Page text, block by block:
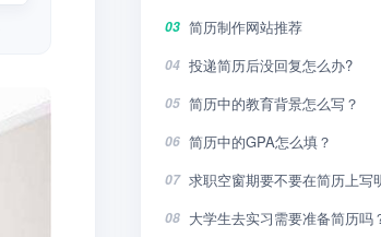
03 简历制作网站推荐
04 投递简历后没回复怎么办?
05 简历中的教育背景怎么写？
06 简历中的GPA怎么填？
07
08 大学生去实习需要准备简历吗